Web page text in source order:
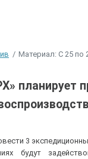
Материал: С 25 по
планирует
3
будут